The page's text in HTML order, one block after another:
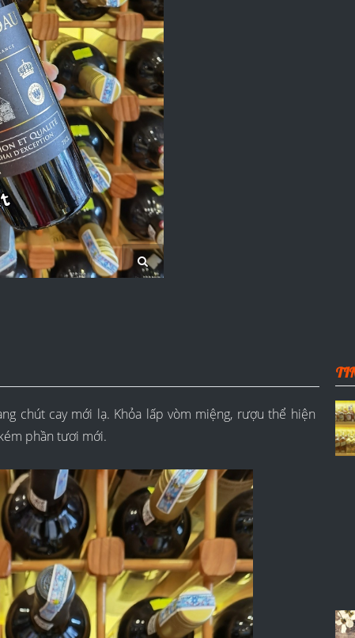
chút cay mới lạ. Khỏa lấp vòm miệng, rượu thể hiện
phần tươi mới.